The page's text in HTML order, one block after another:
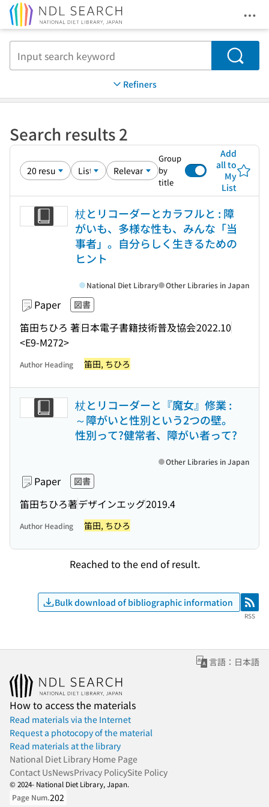
Search
Refiners
Search results 2
Group
by
title
Add
all to
My
List
杖とリコーダーとカラフルと : 障
がいも、多様な性も、みんな「当
事者」。自分らしく生きるための
ヒント
Paper 図書
笛田ちひろ 著日本電子書籍技術普及協会2022.10
<E9-M272>
National Diet Library Other Libraries in Japan
Author Heading 笛田, ちひろ
杖とリコーダーと『魔女』修業 :
～障がいと性別という2つの壁。
性別って?健常者、障がい者って?
Paper 図書
笛田ちひろ著デザインエッグ2019.4
Other Libraries in Japan
Author Heading 笛田, ちひろ
Reached to the end of result.
Bulk download of bibliographic information RSS
RSS
言語：日本語
How to access the materials
Read materials via the Internet
Request a photocopy of the material
Read materials at the library
National Diet Library Home Page
Contact UsNewsPrivacy PolicySite Policy
© 2024- National Diet Library, Japan.
Page Num.202